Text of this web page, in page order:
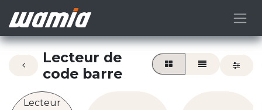
Lecteur de
code barre
Lecteur